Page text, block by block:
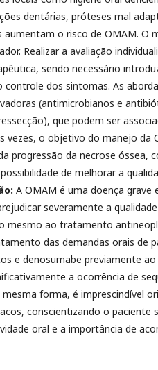
dentárias, próteses mal
aumentam o risco de OMAM. O
Realizar a avaliação
sendo necessário
controle dos sintomas. As
(antimicrobianos e
que podem ser
vezes, o objetivo do manejo da
progressão da necrose óssea,
de melhorar a
A OMAM é uma doença grave
severamente a
mesmo ao tratamento
das demandas orais de
e denosumabe previamente
a ocorrência de
forma, é imprescindível
conscientizando o paciente
oral e a importância de